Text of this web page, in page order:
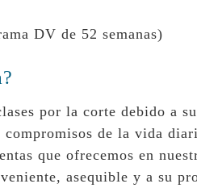
DV de 52 semanas)
por la corte debido a
de la vida
que ofrecemos en
asequible y a su